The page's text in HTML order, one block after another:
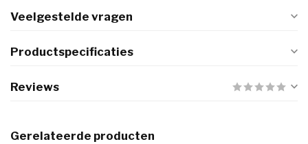
Veelgestelde vragen
Productspecificaties
Reviews
Gerelateerde producten